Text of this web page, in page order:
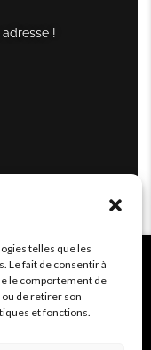
telles que les
Le fait de consentir à
le comportement de
ou de retirer son
et fonctions.
!